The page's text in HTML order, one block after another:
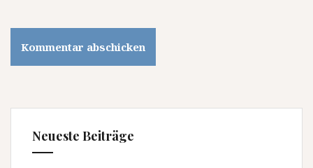
Neueste Beiträge